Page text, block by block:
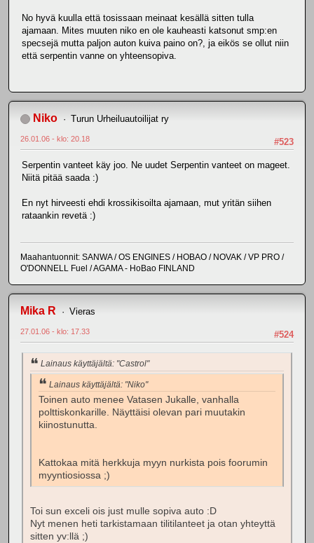
No hyvä kuulla että tosissaan meinaat kesällä sitten tulla
ajamaan. Mites muuten niko en ole kauheasti katsonut smp:en
specsejä mutta paljon auton kuiva paino on?, ja eikös se ollut niin
että serpentin vanne on yhteensopiva.
Niko Turun Urheiluautoilijat ry
#523
26.01.06 - klo: 20.18
Serpentin vanteet käy joo. Ne uudet Serpentin vanteet on mageet.
Niitä pitää saada :)
En nyt hirveesti ehdi krossikisoilta ajamaan, mut yritän siihen
rataankin revetä :)
Maahantuonnit: SANWA / OS ENGINES / HOBAO / NOVAK / VP PRO /
O'DONNELL Fuel / AGAMA - HoBao FINLAND
Mika R Vieras
#524
27.01.06 - klo: 17.33
Lainaus käyttäjältä: "Castrol"
Lainaus käyttäjältä: "Niko"
Toinen auto menee Vatasen Jukalle, vanhalla
polttiskonkarille. Näyttäisi olevan pari muutakin
kiinostunutta.
Kattokaa mitä herkkuja myyn nurkista pois foorumin
myyntiosiossa ;)
Toi sun exceli ois just mulle sopiva auto :D
Nyt menen heti tarkistamaan tilitilanteet ja otan yhteyttä
sitten yv:llä ;)